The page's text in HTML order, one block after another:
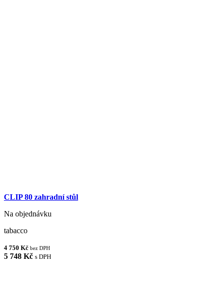
CLIP 80 zahradní stůl
Na objednávku
tabacco
4 750 Kč bez DPH
5 748 Kč s DPH